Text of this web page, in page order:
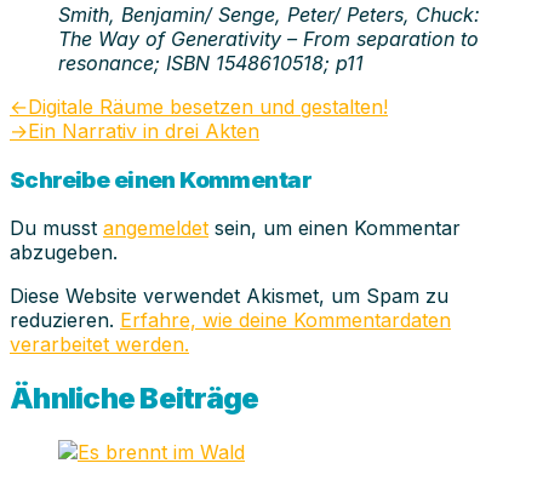
Smith, Benjamin/ Senge, Peter/ Peters, Chuck:
The Way of Generativity – From separation to
resonance; ISBN 1548610518; p11
Beitragsnavigation
←Vorheriger
Beitrag:
Digitale Räume besetzen und gestalten!
→Nächster
Ein Narrativ in drei Akten
Schreibe einen Kommentar
Du musst angemeldet sein, um einen Kommentar
abzugeben.
Diese Website verwendet Akismet, um Spam zu
reduzieren. Erfahre, wie deine Kommentardaten
verarbeitet werden.
Ähnliche Beiträge